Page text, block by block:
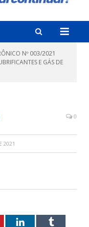
Nº 003/2021
E GÁS DE
0
2021
LinkedInTumblr